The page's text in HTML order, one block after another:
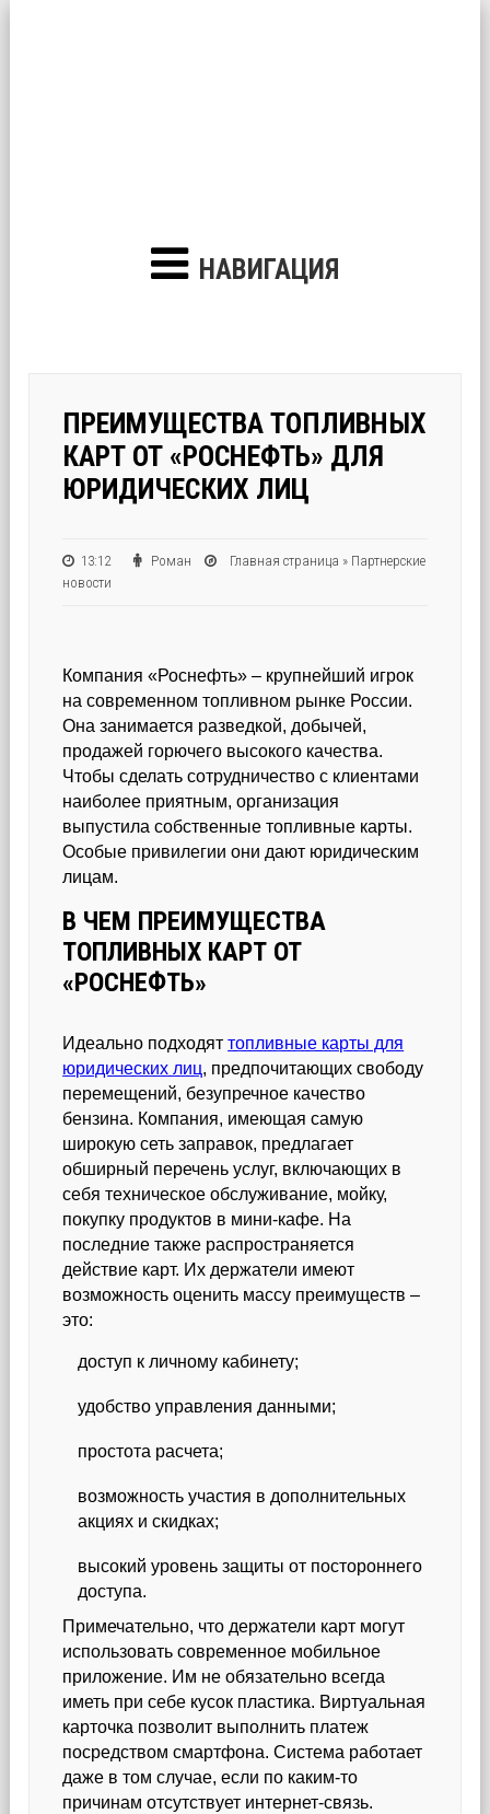
НАВИГАЦИЯ
ПРЕИМУЩЕСТВА ТОПЛИВНЫХ
КАРТ ОТ «РОСНЕФТЬ» ДЛЯ
ЮРИДИЧЕСКИХ ЛИЦ
13:12 Роман Главная страница » Партнерские
новости
Компания «Роснефть» – крупнейший игрок
на современном топливном рынке России.
Она занимается разведкой, добычей,
продажей горючего высокого качества.
Чтобы сделать сотрудничество с клиентами
наиболее приятным, организация
выпустила собственные топливные карты.
Особые привилегии они дают юридическим
лицам.
В ЧЕМ ПРЕИМУЩЕСТВА
ТОПЛИВНЫХ КАРТ ОТ
«РОСНЕФТЬ»
Идеально подходяттопливные карты для
юридических лиц, предпочитающих свободу
перемещений, безупречное качество
бензина. Компания, имеющая самую
широкую сеть заправок, предлагает
обширный перечень услуг, включающих в
себя техническое обслуживание, мойку,
покупку продуктов в мини-кафе. На
последние также распространяется
действие карт. Их держатели имеют
возможность оценить массу преимуществ –
это:
доступ к личному кабинету;
удобство управления данными;
простота расчета;
возможность участия в дополнительных
акциях и скидках;
высокий уровень защиты от постороннего
доступа.
Примечательно, что держатели карт могут
использовать современное мобильное
приложение. Им не обязательно всегда
иметь при себе кусок пластика. Виртуальная
карточка позволит выполнить платеж
посредством смартфона. Система работает
даже в том случае, если по каким-то
причинам отсутствует интернет-связь.